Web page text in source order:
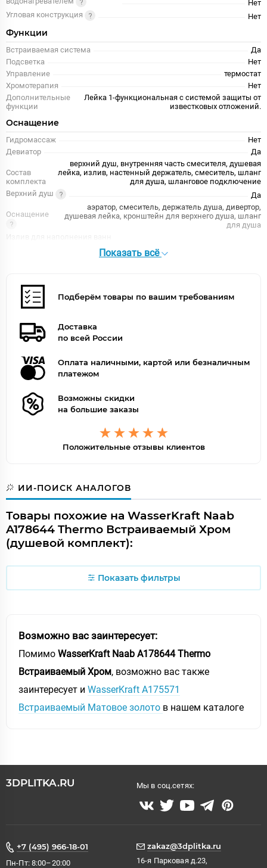
Нет
Угловая конструкция
Нет
Функции
Встраиваемая система
Да
Подсветка
Нет
Управление
термостат
Хромотерапия
Нет
Дополнительные
функции
Лейка 1-функциональная с системой защиты от
известковых отложений.
Оснащение
Гидромассаж
Нет
Девиатор
Да
Состав
комплекта
верхний душ, внутренняя часть смесителя, душевая
лейка, излив, настенный держатель, смеситель, шланг
для душа, шланговое подключение
Верхний душ
Да
Оснащение
аэратор, смеситель, держатель душа, дивертор,
душевая лейка, кронштейн для верхнего душа, шланг
для душа
Внешнее исполнение
Поверхность
Форма
Показать всё
Подберём товары по вашим требованиям
Доставка
по всей России
Оплата наличными, картой или безналичным
платежом
Возможны скидки
на большие заказы
Положительные отзывы клиентов
ИИ-ПОИСК АНАЛОГОВ
Товары похожие на WasserKraft Naab
A178644 Thermo Встраиваемый Хром
(душевой комплект):
Показать фильтры
Возможно вас заинтересует:
Помимо WasserKraft Naab A178644 Thermo
Встраиваемый Хром, возможно вас также
заинтересует и WasserKraft A175571
Встраиваемый Матовое золото в нашем каталоге
3DPLITKA.RU Мы в соц.сетях:
+7 (495) 966-18-01
Пн-Пт: 8:00–20:00
zakaz@3dplitka.ru
16-я Парковая д.23,